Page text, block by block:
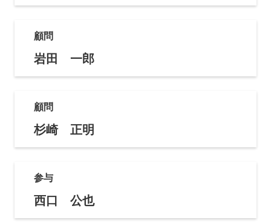
顧問
岩田 一郎
顧問
杉崎 正明
参与
西口 公也